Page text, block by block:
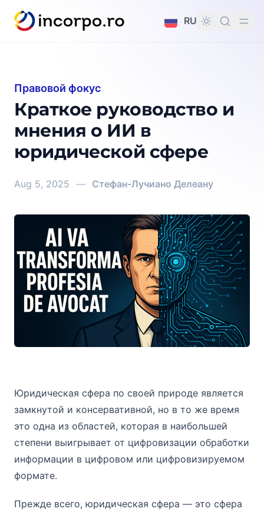
контенту
RU
Правовой фокус
Краткое руководство и
мнения о ИИ в
юридической сфере
Aug 5, 2025 — Стефан-Лучиано Делеану
Краткое руководство и мнения о ИИ в
Юридическая сфера по своей природе является
замкнутой и консервативной, но в то же время
это одна из областей, которая в наибольшей
степени выигрывает от цифровизации обработки
информации в цифровом или цифровизируемом
формате.
Прежде всего, юридическая сфера — это сфера